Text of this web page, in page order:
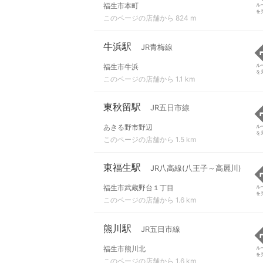
福生市本町
このページの店舗から 824 m
ル
を
牛浜駅 JR青梅線
福生市牛浜
このページの店舗から 1.1 km
ル
を
東秋留駅 JR五日市線
あきる野市野辺
このページの店舗から 1.5 km
ル
を
東福生駅 JR八高線(八王子～高麗川)
福生市武蔵野台１丁目
このページの店舗から 1.6 km
ル
を
熊川駅 JR五日市線
福生市熊川北
このページの店舗から 1.6 km
ル
を